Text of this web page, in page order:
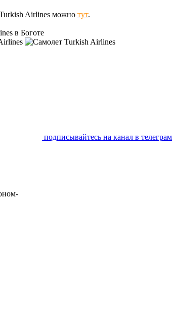
Airlines можно тут.
подписывайтесь на канал в телеграм